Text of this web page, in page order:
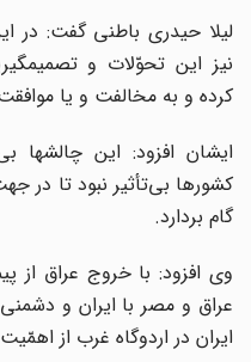
لیلا حیدری باطنی گفت: در
نیز این تحوّلات و
کرده و به مخالفت و یا موافقت
ایشان افزود: این چالش­ها
کشورها بی‌تأثیر نبود تا در
گام بردارد.
وی افزود: با خروج عراق از
عراق و مصر با ایران و
ایران در اردوگاه غرب از